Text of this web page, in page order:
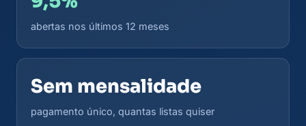
abertas nos últimos 12 meses
Sem mensalidade
pagamento único, quantas listas quiser